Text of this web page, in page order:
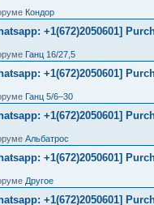
Кондор
+1(672)2050601]
Ганц 16/27,5
+1(672)2050601]
Ганц 5/6–30
+1(672)2050601]
Альбатрос
+1(672)2050601]
Другое
+1(672)2050601]